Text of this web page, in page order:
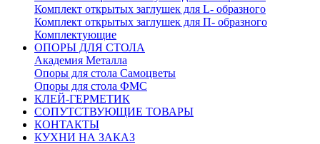
Комплект открытых заглушек для L- образного
Комплект открытых заглушек для П- образного
Комплектующие
ОПОРЫ ДЛЯ СТОЛА
Академия Металла
Опоры для стола Самоцветы
Опоры для стола ФМС
КЛЕЙ-ГЕРМЕТИК
СОПУТСТВУЮЩИЕ ТОВАРЫ
КОНТАКТЫ
КУХНИ НА ЗАКАЗ